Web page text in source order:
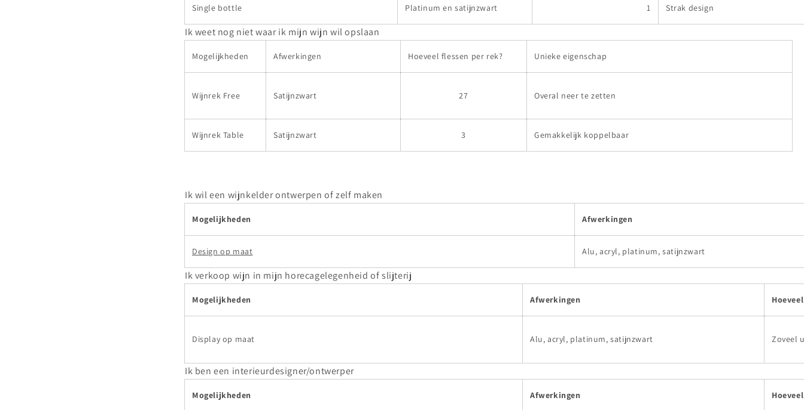
Single bottle Platinum en satijnzwart 1 Strak design
Ik weet nog niet waar ik mijn wijn wil opslaan
Mogelijkheden Afwerkingen Hoeveel flessen per rek? Unieke eigenschap
Wijnrek Free Satijnzwart 27 Overal neer te zetten
Wijnrek Table Satijnzwart 3 Gemakkelijk koppelbaar
Ik wil een wijnkelder ontwerpen of zelf maken
Mogelijkheden Afwerkingen
Design op maat Alu, acryl, platinum, satijnzwart
Ik verkoop wijn in mijn horecagelegenheid of slijterij
Mogelijkheden Afwerkingen
Display op maat Alu, acryl, platinum, satijnzwart Zoveel
Ik ben een interieurdesigner/ontwerper
Mogelijkheden Afwerkingen